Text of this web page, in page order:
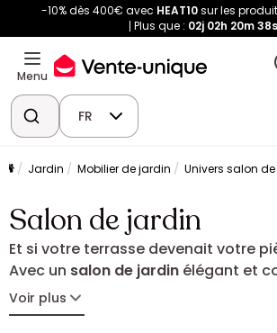
-10% dès 400€ avec HEAT10sur les
Plus que : 02j 02h 20m 37s
Menu
FR
Jardin Mobilier de jardin Univers salon
Salon de jardin
Et si votre terrasse devenait votre
Avec un salon de jardin élégant et
créez un espace convivial où
repas et instants de détente. Lignes
Voir plus